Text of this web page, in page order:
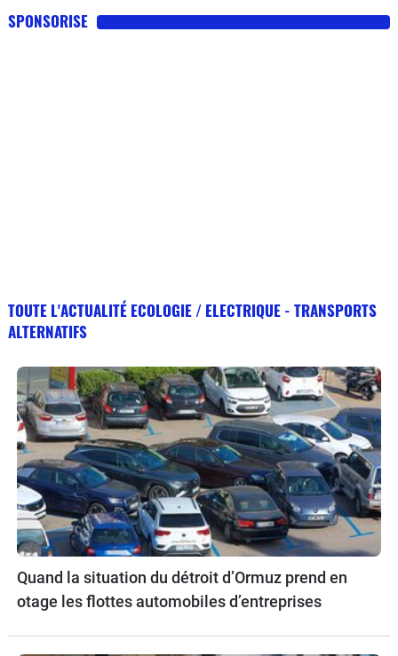
SPONSORISE
TOUTE L'ACTUALITÉ ECOLOGIE / ELECTRIQUE - TRANSPORTS
ALTERNATIFS
Quand la situation du détroit d’Ormuz prend en
otage les flottes automobiles d’entreprises